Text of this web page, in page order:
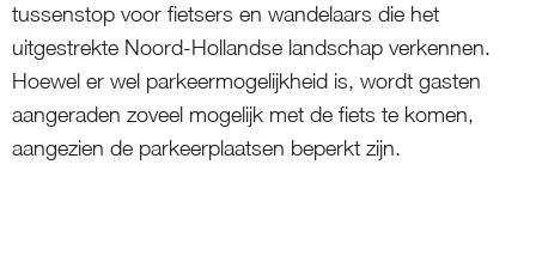
tussenstop voor fietsers en wandelaars die het
uitgestrekte Noord-Hollandse landschap verkennen.
Hoewel er wel parkeermogelijkheid is, wordt gasten
aangeraden zoveel mogelijk met de fiets te komen,
aangezien de parkeerplaatsen beperkt zijn.